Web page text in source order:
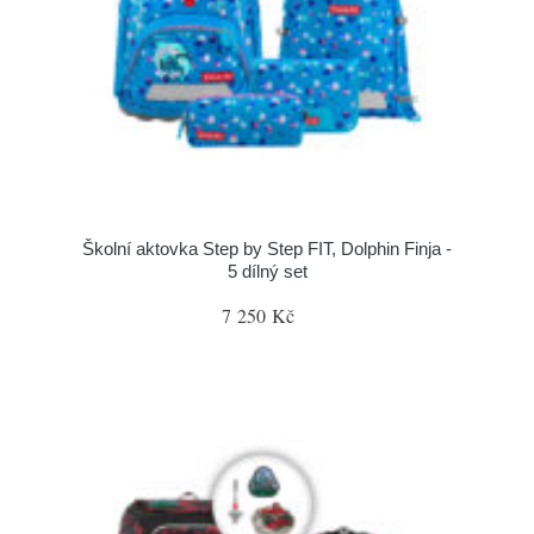
Školní aktovka Step by Step FIT, Dolphin Finja -
5 dílný set
7 250 Kč